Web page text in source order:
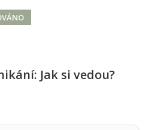
Jak si vedou?